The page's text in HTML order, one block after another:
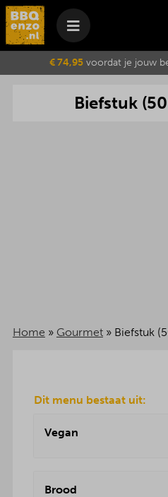
Winkelmand
Je winkelwagen is
Wijzig
€ 74,95voordat je jouw
Biefstuk(50
Home » Gourmet» Biefstuk
Dit menu bestaat uit:
Vegan
Brood